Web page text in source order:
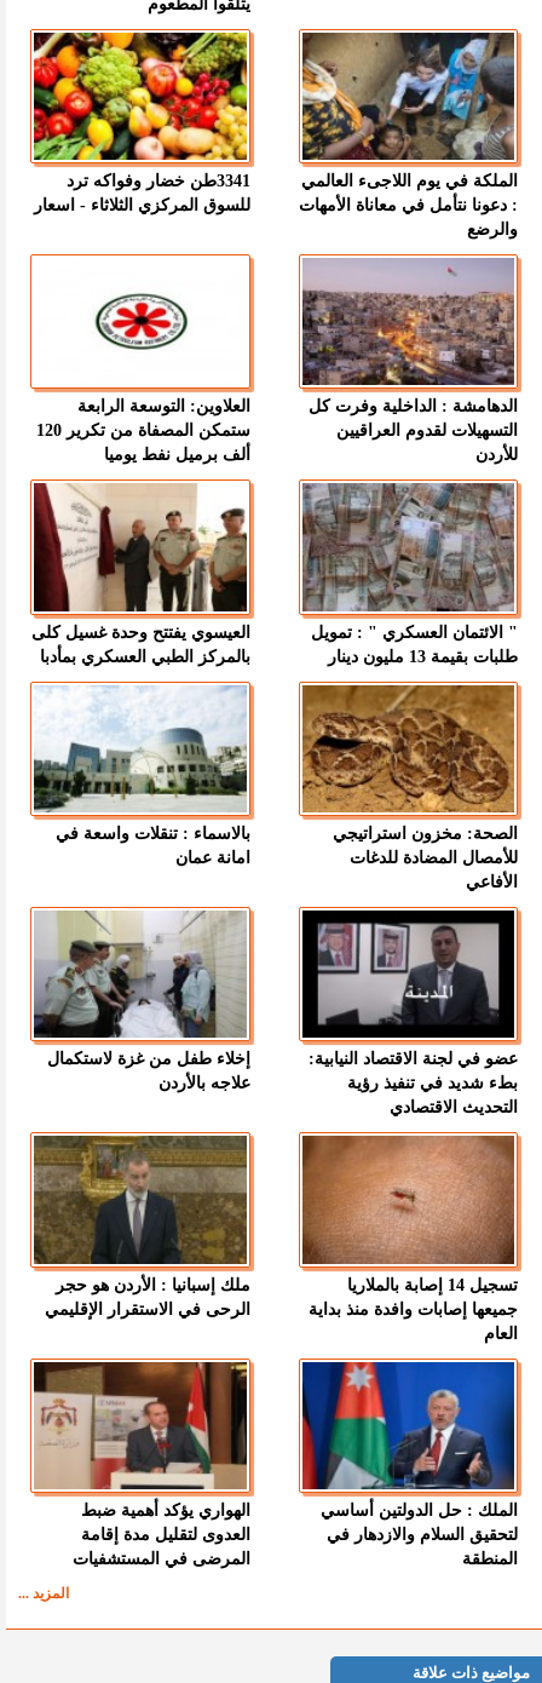
يتلقوا المطعوم
الملكة في يوم اللاجىء العالمي
: دعونا نتأمل في معاناة الأمهات
والرضع
3341طن خضار وفواكه ترد
للسوق المركزي الثلاثاء - اسعار
الدهامشة : الداخلية وفرت كل
التسهيلات لقدوم العراقيين
للأردن
العلاوين: التوسعة الرابعة
ستمكن المصفاة من تكرير 120
ألف برميل نفط يوميا
" الائتمان العسكري " : تمويل
طلبات بقيمة 13 مليون دينار
العيسوي يفتتح وحدة غسيل كلى
بالمركز الطبي العسكري بمأدبا
الصحة: مخزون استراتيجي
للأمصال المضادة للدغات
الأفاعي
بالاسماء : تنقلات واسعة في
امانة عمان
عضو في لجنة الاقتصاد النيابية:
بطء شديد في تنفيذ رؤية
التحديث الاقتصادي
إخلاء طفل من غزة لاستكمال
علاجه بالأردن
تسجيل 14 إصابة بالملاريا
جميعها إصابات وافدة منذ بداية
العام
ملك إسبانيا : الأردن هو حجر
الرحى في الاستقرار الإقليمي
الملك : حل الدولتين أساسي
لتحقيق السلام والازدهار في
المنطقة
الهواري يؤكد أهمية ضبط
العدوى لتقليل مدة إقامة
المرضى في المستشفيات
المزيد ...
مواضيع ذات علاقة